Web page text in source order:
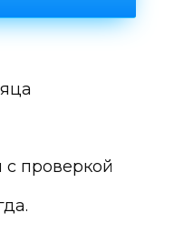
с проверкой